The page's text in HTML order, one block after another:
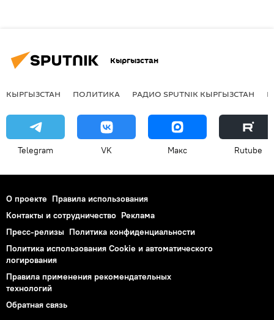
Кыргызстан
КЫРГЫЗСТАН ПОЛИТИКА РАДИО SPUTNIK КЫРГЫЗСТАН
Telegram VK Макс Rutube
О проекте Правила использования
Контакты и сотрудничество Реклама
Пресс-релизы Политика конфиденциальности
Политика использования Cookie и автоматического
логирования
Правила применения рекомендательных
технологий
Обратная связь